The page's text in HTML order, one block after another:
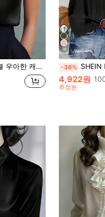
탈 인조 버튼 백 히든 지퍼 반팔 탑, 캐주얼 블라우스 블랙 여름
16
-36% SHEIN LUNE 여성용
4,922원
추정된